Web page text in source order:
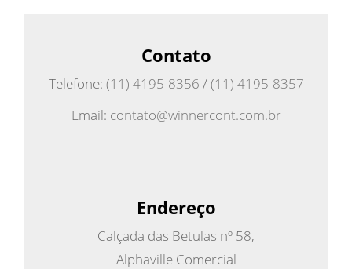
Contato
Telefone: (11) 4195-8356 /(11) 4195-8357
Email: contato@winnercont.com.br
Endereço
Calçada das Betulas nº 58,
Alphaville Comercial